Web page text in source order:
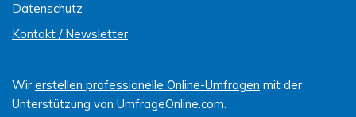
Datenschutz
Kontakt / Newsletter
Wir erstellen professionelle Online-Umfragen mit der
Unterstützung von UmfrageOnline.com.